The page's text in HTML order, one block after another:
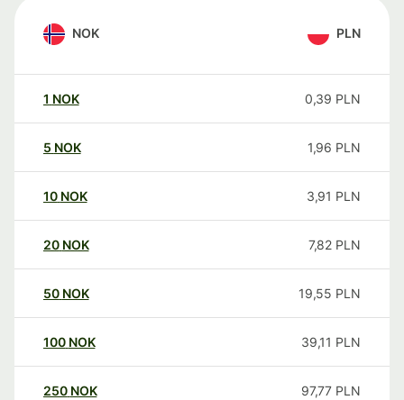
NOK PLN
1 NOK 0,39 PLN
5 NOK 1,96 PLN
10 NOK 3,91 PLN
20 NOK 7,82 PLN
50 NOK 19,55 PLN
100 NOK 39,11 PLN
250 NOK 97,77 PLN